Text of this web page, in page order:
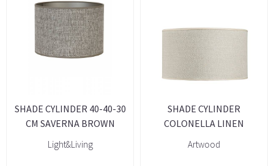
SHADE CYLINDER 40-40-30
CM SAVERNA BROWN
Light&Living
SHADE CYLINDER
COLONELLA LINEN
Artwood